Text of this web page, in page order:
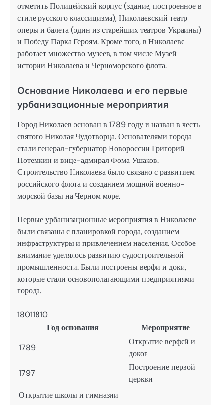
отметить Полицейский корпус (здание, построенное в
стиле русского классицизма), Николаевский театр
оперы и балета (один из старейших театров Украины)
и Победу Парка Героям. Кроме того, в Николаеве
работает множество музеев, в том числе Музей
истории Николаева и Черноморского флота.
Основание Николаева и его первые
урбанизационные мероприятия
Город Николаев основан в 1789 году и назван в честь
святого Николая Чудотворца. Основателями города
стали генерал-губернатор Новороссии Григорий
Потемкин и вице-адмирал Фома Ушаков.
Строительство Николаева было связано с развитием
российского флота и созданием мощной военно-
морской базы на Черном море.
Первые урбанизационные мероприятия в Николаеве
были связаны с планировкой города, созданием
инфраструктуры и привлечением населения. Особое
внимание уделялось развитию судостроительной
промышленности. Были построены верфи и доки,
которые стали основополагающими предприятиями
города.
18011810
Год основания
Мероприятие
1789
Открытие верфей и
доков
1797
Построение первой
церкви
Открытие школы и гимназии